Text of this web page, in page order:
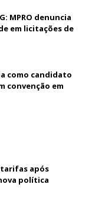
MPRO denuncia
em licitações de
como candidato
convenção em
após
política